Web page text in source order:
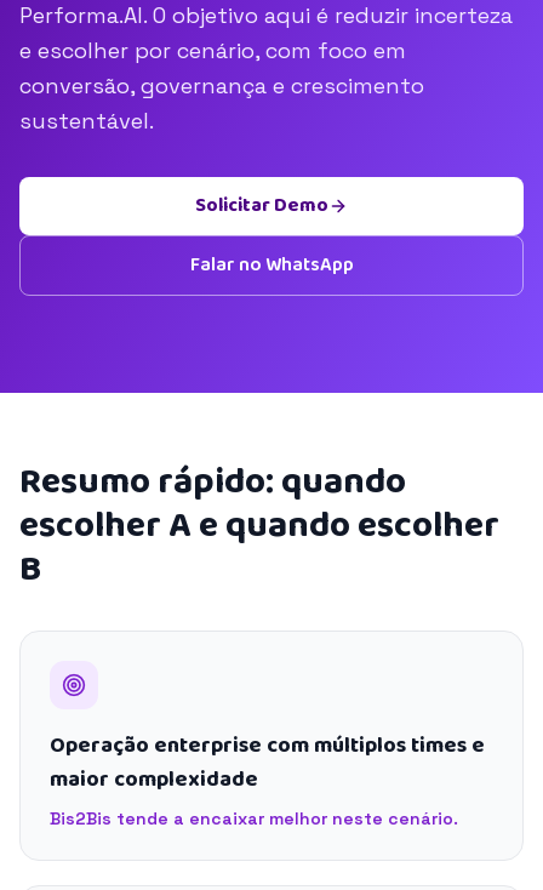
Performa.AI. O objetivo aqui é reduzir incerteza
e escolher por cenário, com foco em
conversão, governança e crescimento
sustentável.
Solicitar Demo
Falar no WhatsApp
Resumo rápido: quando
escolher A e quando escolher
B
Operação enterprise com múltiplos times e
maior complexidade
Bis2Bis tende a encaixar melhor neste cenário.